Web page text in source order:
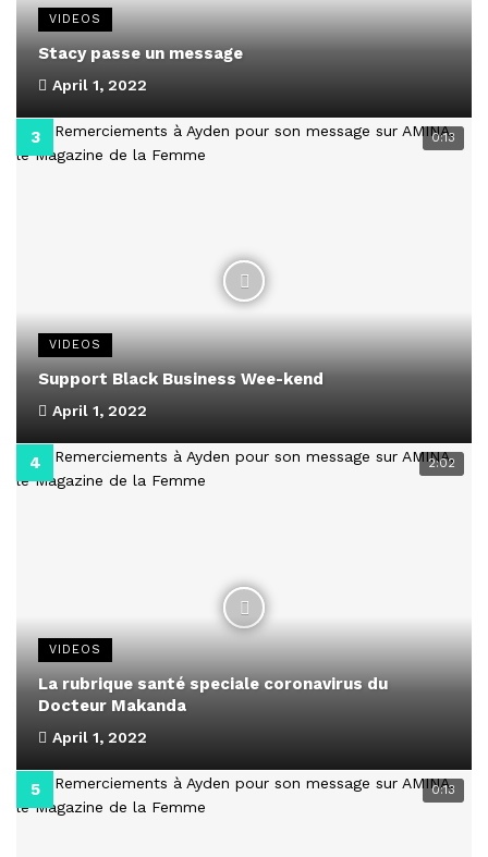
VIDEOS
Stacy passe un message
April 1, 2022
0:13
VIDEOS
Support Black Business Wee-kend
April 1, 2022
2:02
VIDEOS
La rubrique santé speciale coronavirus du
Docteur Makanda
April 1, 2022
0:13